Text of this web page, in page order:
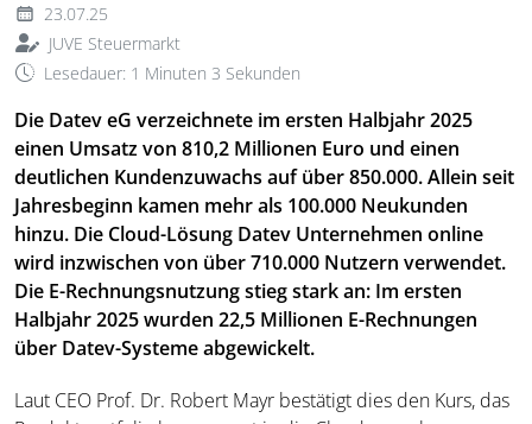
23.07.25
JUVE Steuermarkt
Lesedauer: 1 Minuten 3 Sekunden
Die Datev eG verzeichnete im ersten Halbjahr 2025
einen Umsatz von 810,2 Millionen Euro und einen
deutlichen Kundenzuwachs auf über 850.000. Allein seit
Jahresbeginn kamen mehr als 100.000 Neukunden
hinzu. Die Cloud-Lösung Datev Unternehmen online
wird inzwischen von über 710.000 Nutzern verwendet.
Die E-Rechnungsnutzung stieg stark an: Im ersten
Halbjahr 2025 wurden 22,5 Millionen E-Rechnungen
über Datev-Systeme abgewickelt.
Laut CEO Prof. Dr. Robert Mayr bestätigt dies den Kurs, das